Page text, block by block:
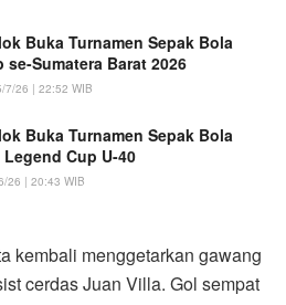
Buka Turnamen Sepak Bola
se-Sumatera Barat 2026
7/26 | 22:52 WIB
Buka Turnamen Sepak Bola
Cup U-40
26 | 20:43 WIB
kembali menggetarkan gawang
cerdas Juan Villa. Gol sempat